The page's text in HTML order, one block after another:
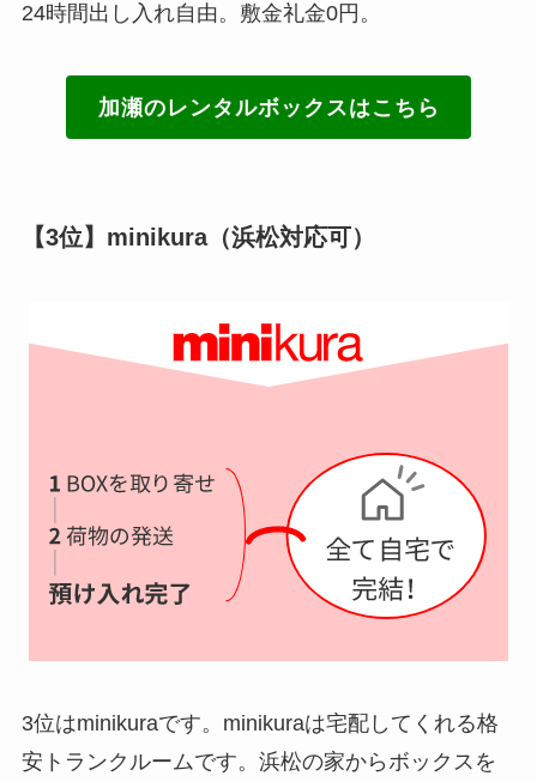
24時間出し入れ自由。敷金礼金0円。
加瀬のレンタルボックスはこちら
【3位】minikura（浜松対応可）
3位はminikuraです。minikuraは宅配してくれる格
安トランクルームです。浜松の家からボックスを